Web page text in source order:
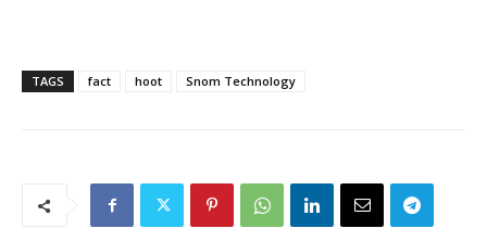
TAGS fact hoot Snom Technology